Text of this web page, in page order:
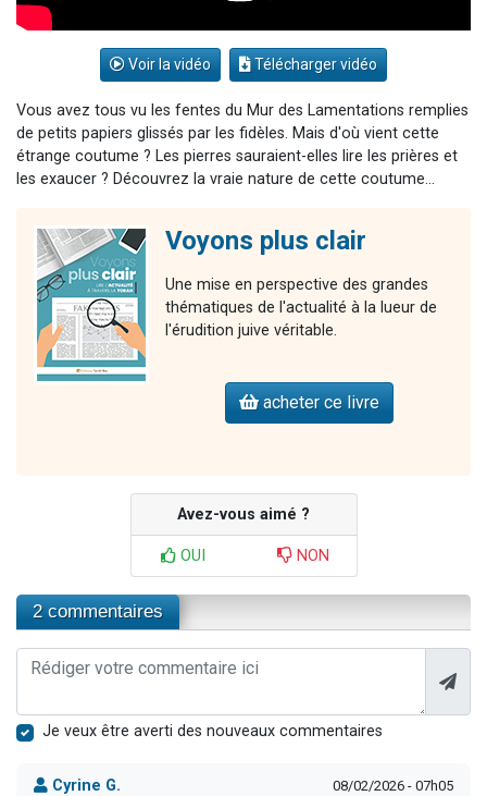
Voir la vidéo Télécharger vidéo
Vous avez tous vu les fentes du Mur des Lamentations remplies
de petits papiers glissés par les fidèles. Mais d'où vient cette
étrange coutume ? Les pierres sauraient-elles lire les prières et
les exaucer ? Découvrez la vraie nature de cette coutume...
Voyons plus clair
Une mise en perspective des grandes
thématiques de l'actualité à la lueur de
l'érudition juive véritable.
acheter ce livre
Avez-vous aimé ?
OUI NON
2 commentaires
Je veux être averti des nouveaux commentaires
Cyrine G. 08/02/2026 - 07h05